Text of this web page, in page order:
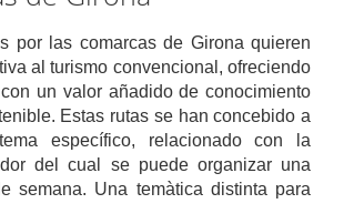
por las comarcas de Girona quieren
al turismo convencional, ofreciendo
un valor añadido de conocimiento
Estas rutas se han concebido a
específico, relacionado con la
del cual se puede organizar una
semana. Una temàtica distinta para